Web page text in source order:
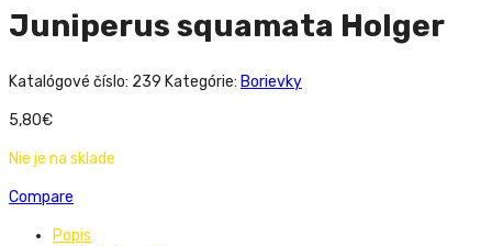
Juniperus squamata Holger
Katalógové číslo: 239 Kategórie: Borievky
5,80€
Nie je na sklade
Compare
Popis